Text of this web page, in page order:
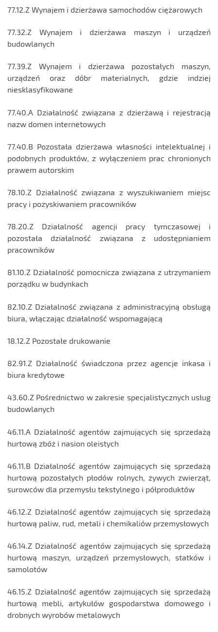
77.12.Z Wynajem i dzierżawa samochodów ciężarowych
77.32.Z Wynajem i dzierżawa maszyn i urządzeń
budowlanych
77.39.Z Wynajem i dzierżawa pozostałych maszyn,
urządzeń oraz dóbr materialnych, gdzie indziej
niesklasyfikowane
77.40.A Działalność związana z dzierżawą i rejestracją
nazw domen internetowych
77.40.B Pozostała dzierżawa własności intelektualnej i
podobnych produktów, z wyłączeniem prac chronionych
prawem autorskim
78.10.Z Działalność związana z wyszukiwaniem miejsc
pracy i pozyskiwaniem pracowników
78.20.Z Działalność agencji pracy tymczasowej i
pozostała działalność związana z udostępnianiem
pracowników
81.10.Z Działalność pomocnicza związana z utrzymaniem
porządku w budynkach
82.10.Z Działalność związana z administracyjną obsługą
biura, włączając działalność wspomagającą
18.12.Z Pozostałe drukowanie
82.91.Z Działalność świadczona przez agencje inkasa i
biura kredytowe
43.60.Z Pośrednictwo w zakresie specjalistycznych usług
budowlanych
46.11.A Działalność agentów zajmujących się sprzedażą
hurtową zbóż i nasion oleistych
46.11.B Działalność agentów zajmujących się sprzedażą
hurtową pozostałych płodów rolnych, żywych zwierząt,
surowców dla przemysłu tekstylnego i półproduktów
46.12.Z Działalność agentów zajmujących się sprzedażą
hurtową paliw, rud, metali i chemikaliów przemysłowych
46.14.Z Działalność agentów zajmujących się sprzedażą
hurtową maszyn, urządzeń przemysłowych, statków i
samolotów
46.15.Z Działalność agentów zajmujących się sprzedażą
hurtową mebli, artykułów gospodarstwa domowego i
drobnych wyrobów metalowych